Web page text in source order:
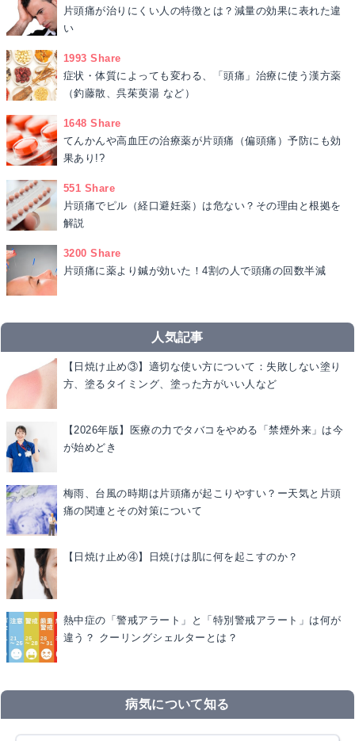
片頭痛が治りにくい人の特徴とは？減量の効果に表れた違
い
1993 Share
症状・体質によっても変わる、「頭痛」治療に使う漢方薬
（釣藤散、呉茱萸湯 など）
1648 Share
てんかんや高血圧の治療薬が片頭痛（偏頭痛）予防にも効
果あり!?
551 Share
片頭痛でピル（経口避妊薬）は危ない？その理由と根拠を
解説
3200 Share
片頭痛に薬より鍼が効いた！4割の人で頭痛の回数半減
人気記事
【日焼け止め③】適切な使い方について：失敗しない塗り
方、塗るタイミング、塗った方がいい人など
【2026年版】医療の力でタバコをやめる「禁煙外来」は今
が始めどき
梅雨、台風の時期は片頭痛が起こりやすい？ー天気と片頭
痛の関連とその対策について
【日焼け止め④】日焼けは肌に何を起こすのか？
熱中症の「警戒アラート」と「特別警戒アラート」は何が
違う？ クーリングシェルターとは？
病気について知る